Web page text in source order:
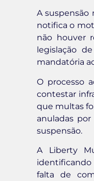
A suspensão
notifica o
não houver
legislação
mandatória
O processo
contestar
que multas
anuladas
suspensão.
A Liberty
identificando
falta de